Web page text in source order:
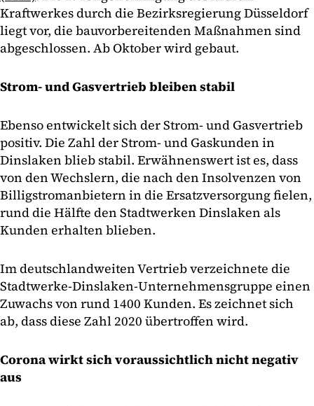
Kraftwerkes durch die Bezirksregierung Düsseldorf
liegt vor, die bauvorbereitenden Maßnahmen sind
abgeschlossen. Ab Oktober wird gebaut.
Strom- und Gasvertrieb bleiben stabil
Ebenso entwickelt sich der Strom- und Gasvertrieb
positiv. Die Zahl der Strom- und Gaskunden in
Dinslaken blieb stabil. Erwähnenswert ist es, dass
von den Wechslern, die nach den Insolvenzen von
Billigstromanbietern in die Ersatzversorgung fielen,
rund die Hälfte den Stadtwerken Dinslaken als
Kunden erhalten blieben.
Im deutschlandweiten Vertrieb verzeichnete die
Stadtwerke-Dinslaken-Unternehmensgruppe einen
Zuwachs von rund 1400 Kunden. Es zeichnet sich
ab, dass diese Zahl 2020 übertroffen wird.
Corona wirkt sich voraussichtlich nicht negativ
aus